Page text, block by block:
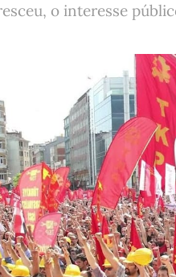
o interesse